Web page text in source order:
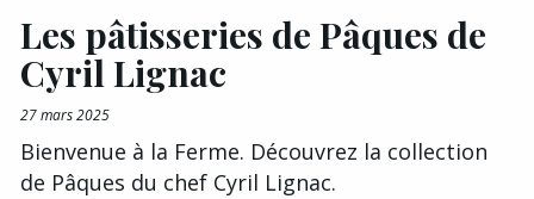
Les pâtisseries de Pâques de
Cyril Lignac
27 mars 2025
Bienvenue à la Ferme. Découvrez la collection
de Pâques du chef Cyril Lignac.